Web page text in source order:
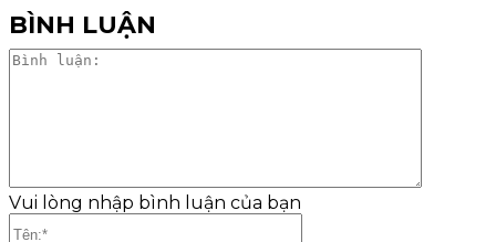
BÌNH LUẬN
Vui lòng nhập bình luận của bạn